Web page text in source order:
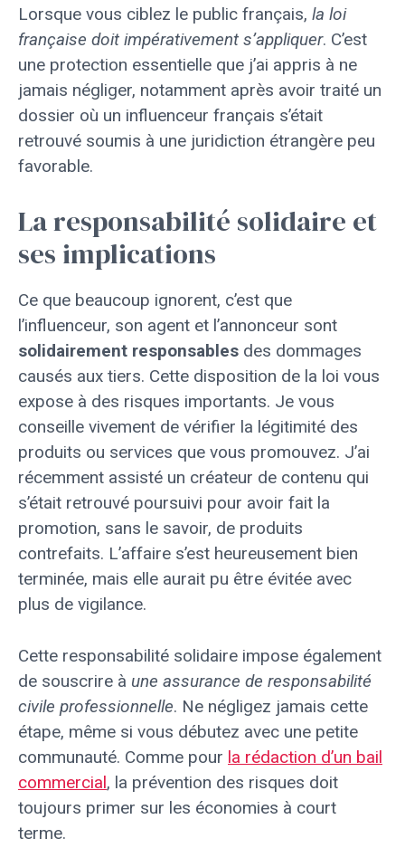
Lorsque vous ciblez le public français, la loi
française doit impérativement s’appliquer. C’est
une protection essentielle que j’ai appris à ne
jamais négliger, notamment après avoir traité un
dossier où un influenceur français s’était
retrouvé soumis à une juridiction étrangère peu
favorable.
La responsabilité solidaire et
ses implications
Ce que beaucoup ignorent, c’est que
l’influenceur, son agent et l’annonceur sont
solidairement responsables des dommages
causés aux tiers. Cette disposition de la loi vous
expose à des risques importants. Je vous
conseille vivement de vérifier la légitimité des
produits ou services que vous promouvez. J’ai
récemment assisté un créateur de contenu qui
s’était retrouvé poursuivi pour avoir fait la
promotion, sans le savoir, de produits
contrefaits. L’affaire s’est heureusement bien
terminée, mais elle aurait pu être évitée avec
plus de vigilance.
Cette responsabilité solidaire impose également
de souscrire à une assurance de responsabilité
civile professionnelle. Ne négligez jamais cette
étape, même si vous débutez avec une petite
communauté. Comme pour la rédaction d’un bail
commercial, la prévention des risques doit
toujours primer sur les économies à court
terme.